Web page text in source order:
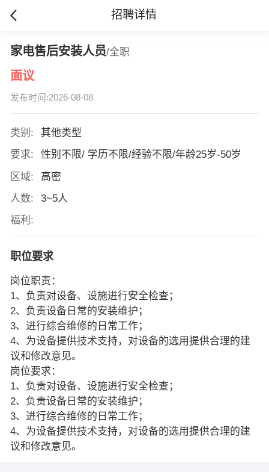
招聘详情
家电售后安装人员/全职
面议
发布时间:2026-08-08
类别:
其他类型
要求:
性别不限/ 学历不限/经验不限/年龄25岁-50岁
区域:
高密
人数:
3~5人
福利:
职位要求
岗位职责：
1、负责对设备、设施进行安全检查；
2、负责设备日常的安装维护；
3、进行综合维修的日常工作；
4、为设备提供技术支持，对设备的选用提供合理的建
议和修改意见。
岗位要求：
1、负责对设备、设施进行安全检查；
2、负责设备日常的安装维护；
3、进行综合维修的日常工作；
4、为设备提供技术支持，对设备的选用提供合理的建
议和修改意见。